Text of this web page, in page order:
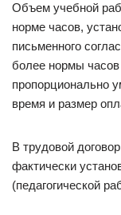
Объем учебной
норме часов,
письменного
более нормы часов
пропорционально
время и размер
В трудовой
фактически
(педагогической